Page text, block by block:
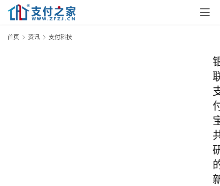
首页 资讯 支付科技